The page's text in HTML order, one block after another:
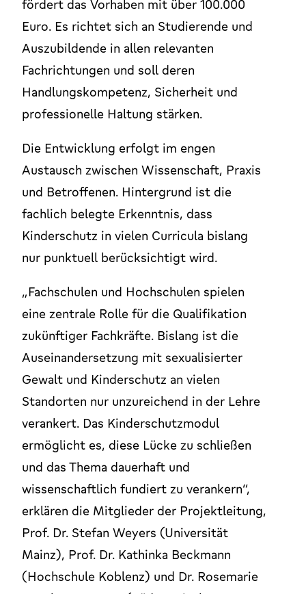
fördert das Vorhaben mit über 100.000
Euro. Es richtet sich an Studierende und
Auszubildende in allen relevanten
Fachrichtungen und soll deren
Handlungskompetenz, Sicherheit und
professionelle Haltung stärken.
Die Entwicklung erfolgt im engen
Austausch zwischen Wissenschaft, Praxis
und Betroffenen. Hintergrund ist die
fachlich belegte Erkenntnis, dass
Kinderschutz in vielen Curricula bislang
nur punktuell berücksichtigt wird.
„Fachschulen und Hochschulen spielen
eine zentrale Rolle für die Qualifikation
zukünftiger Fachkräfte. Bislang ist die
Auseinandersetzung mit sexualisierter
Gewalt und Kinderschutz an vielen
Standorten nur unzureichend in der Lehre
verankert. Das Kinderschutzmodul
ermöglicht es, diese Lücke zu schließen
und das Thema dauerhaft und
wissenschaftlich fundiert zu verankern“,
erklären die Mitglieder der Projektleitung,
Prof. Dr. Stefan Weyers (Universität
Mainz), Prof. Dr. Kathinka Beckmann
(Hochschule Koblenz) und Dr. Rosemarie